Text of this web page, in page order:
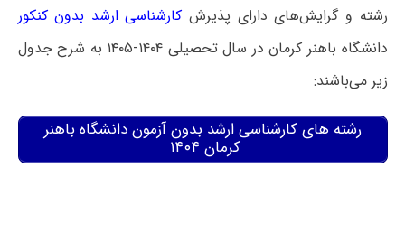
رشته و گرایش‌های دارای پذیرش کارشناسی ارشد بدون کنکور
دانشگاه باهنر کرمان در سال تحصیلی ۱۴۰۴-۱۴۰۵ به شرح جدول
زیر می‌باشند:
رشته های کارشناسی ارشد بدون آزمون دانشگاه باهنر
کرمان ۱۴۰۴